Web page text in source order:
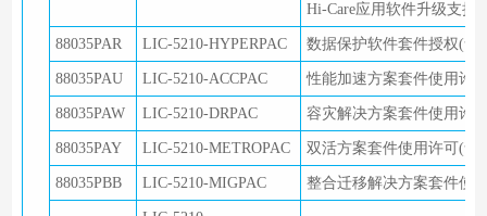
Hi-Care应用软件升级支持
88035PAR LIC-5210-HYPERPAC 数据保护软件套件授权(含
88035PAU LIC-5210-ACCPAC 性能加速方案套件使用许
88035PAW LIC-5210-DRPAC 容灾解决方案套件使用许
88035PAY LIC-5210-METROPAC 双活方案套件使用许可(含
88035PBB LIC-5210-MIGPAC 整合迁移解决方案套件使